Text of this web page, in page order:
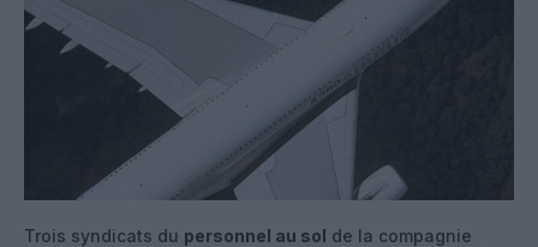
Trois syndicats du personnel au sol de la compagnie